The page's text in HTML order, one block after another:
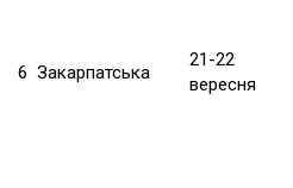
6 Закарпатська
21-22
вересня